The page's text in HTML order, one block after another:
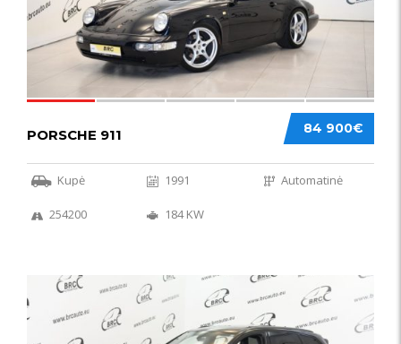
84 900€
PORSCHE 911
Kupė 1991 Automatinė
254200 184 KW
56